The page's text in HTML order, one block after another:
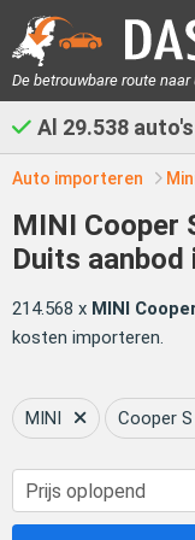
De betrouwbare route
Al 29.538
Auto importeren
MINI Cooper
Duits aanbod
214.568 x MINI
kosten importeren.
MINI Cooper